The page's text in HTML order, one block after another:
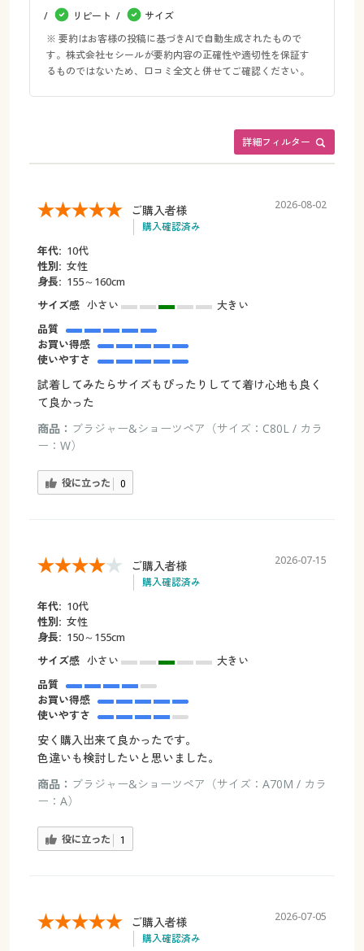
リピート
サイズ
※ 要約はお客様の投稿に基づきAIで自動生成されたもので
す。株式会社セシールが要約内容の正確性や適切性を保証す
るものではないため、口コミ全文と併せてご確認ください。
詳細フィルター
ご購入者様
購入確認済み
2026-08-02
年代: 10代
性別: 女性
身長: 155～160cm
サイズ感 小さい
大きい
品質
お買い得感
使いやすさ
試着してみたらサイズもぴったりしてて着け心地も良く
て良かった
商品： ブラジャー&ショーツペア（サイズ：C80L / カラ
ー：W）
役に立った 0
ご購入者様
購入確認済み
2026-07-15
年代: 10代
性別: 女性
身長: 150～155cm
サイズ感 小さい
大きい
品質
お買い得感
使いやすさ
安く購入出来て良かったです。
色違いも検討したいと思いました。
商品： ブラジャー&ショーツペア（サイズ：A70M / カラ
ー：A）
役に立った 1
ご購入者様
購入確認済み
2026-07-05